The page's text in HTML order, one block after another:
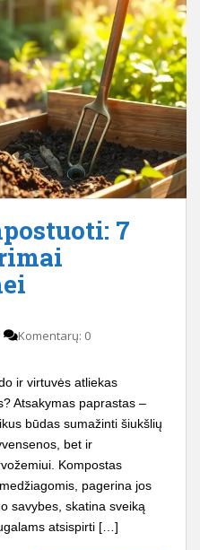
7
Komentarų: 0
ir virtuvės atliekas
Atsakymas paprastas –
būdas sumažinti šiukšlių
bet ir
Kompostas
pagerina jos
savybes, skatina sveiką
atsispirti […]